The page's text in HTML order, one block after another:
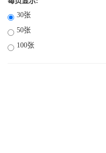
3人
4人
多人
部分18岁以下
全部18岁以下
18岁以上
30张
50张
100张